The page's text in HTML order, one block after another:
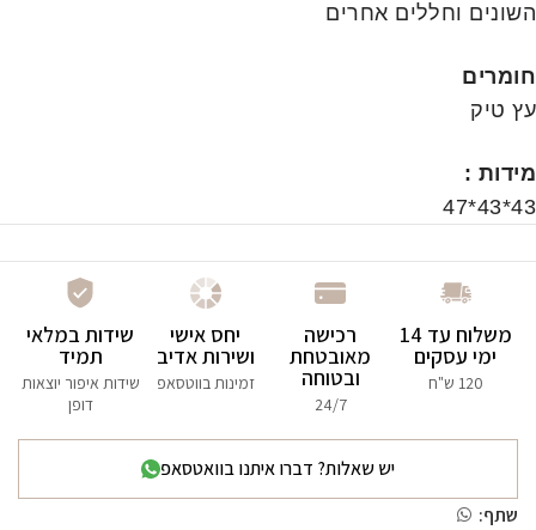
השונים וחללים אחרים
חומרים
עץ טיק
מידות :
43*43*47
משלוח עד 14
ימי עסקים
120 ש"ח
רכישה
מאובטחת
ובטוחה
24/7
יחס אישי
ושירות אדיב
זמינות בווטסאפ
שידות במלאי
תמיד
שידות איפור יוצאות
דופן
יש שאלות? דברו איתנו בוואטסאפ
שתף: